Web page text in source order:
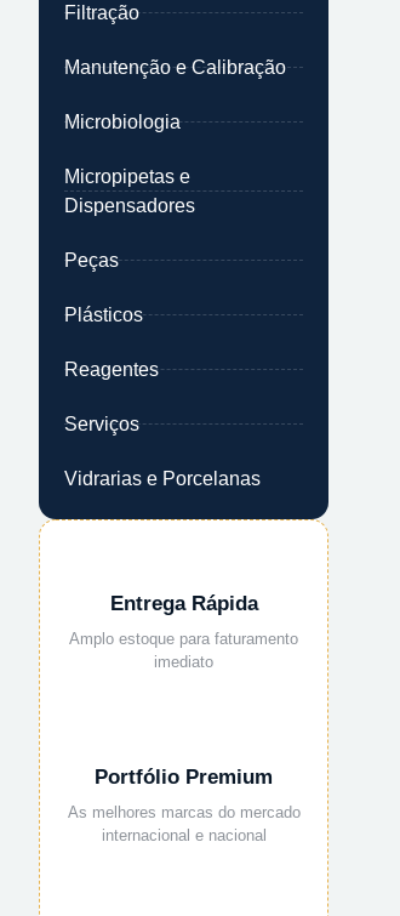
Filtração
Manutenção e Calibração
Microbiologia
Micropipetas e
Dispensadores
Peças
Plásticos
Reagentes
Serviços
Vidrarias e Porcelanas
Entrega Rápida
Amplo estoque para faturamento
imediato
Portfólio Premium
As melhores marcas do mercado
internacional e nacional